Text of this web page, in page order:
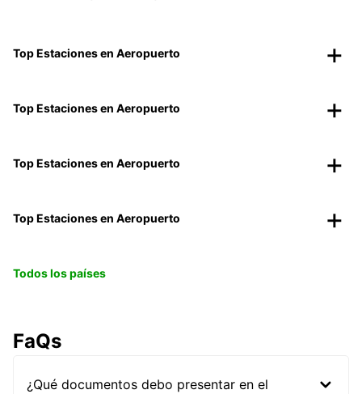
Top Estaciones en Aeropuerto
Top Estaciones en Aeropuerto
Top Estaciones en Aeropuerto
Top Estaciones en Aeropuerto
Todos los países
FaQs
¿Qué documentos debo presentar en el